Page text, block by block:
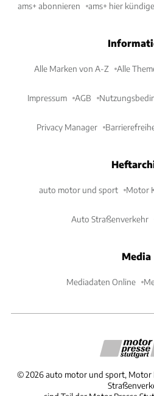
ams+ abonnieren ams+ hier
Alle Marken von A-Z Alle
Impressum AGB
Privacy Manager
auto motor und sport Motor
Auto Straßenverkehr
Media
Mediadaten Online
©2026 auto motor und sport, Motor